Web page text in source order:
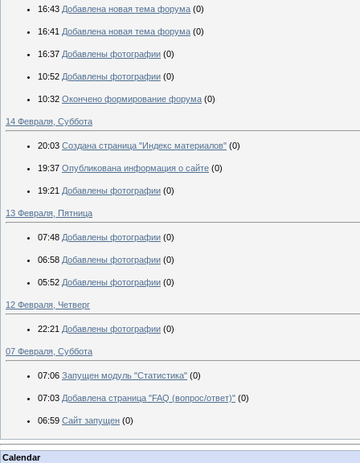
16:43 Добавлена новая тема форума (0)
16:41 Добавлена новая тема форума (0)
16:37 Добавлены фотографии (0)
10:52 Добавлены фотографии (0)
10:32 Окончено формирование форума (0)
14 Февраля, Суббота
20:03 Создана страница "Индекс материалов" (0)
19:37 Опубликована информация о сайте (0)
19:21 Добавлены фотографии (0)
13 Февраля, Пятница
07:48 Добавлены фотографии (0)
06:58 Добавлены фотографии (0)
05:52 Добавлены фотографии (0)
12 Февраля, Четверг
22:21 Добавлены фотографии (0)
07 Февраля, Суббота
07:06 Запущен модуль "Статистика" (0)
07:03 Добавлена страница "FAQ (вопрос/ответ)" (0)
06:59 Сайт запущен (0)
Calendar